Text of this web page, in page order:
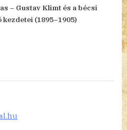
o
s
– Gustav Klimt és a bécsi
kezdetei (1895–1905)